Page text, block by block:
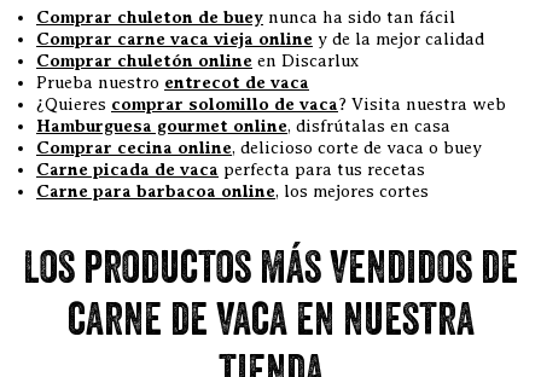
Comprar chuleton de buey nunca ha sido tan fácil
Comprar carne vaca vieja online y de la mejor calidad
Comprar chuletón online en Discarlux
Prueba nuestro entrecot de vaca
¿Quieres comprar solomillo de vaca? Visita nuestra web
Hamburguesa gourmet online, disfrútalas en casa
Comprar cecina online, delicioso corte de vaca o buey
Carne picada de vaca perfecta para tus recetas
Carne para barbacoa online, los mejores cortes
Los productos más vendidos de
carne de vaca en nuestra